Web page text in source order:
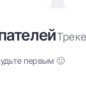
первым 🙂